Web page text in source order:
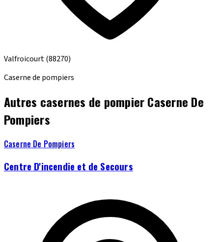
Valfroicourt(88270)
Caserne de pompiers
Autres casernes de pompier Caserne De
Pompiers
Caserne De Pompiers
Centre D'incendie et de Secours